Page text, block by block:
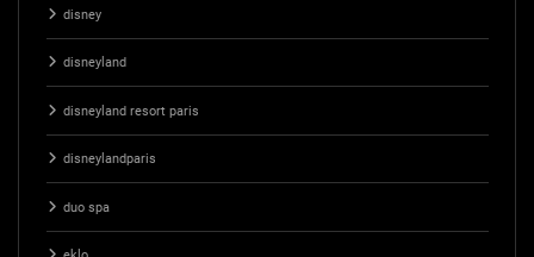
disney
disneyland
disneyland resort paris
disneylandparis
duo spa